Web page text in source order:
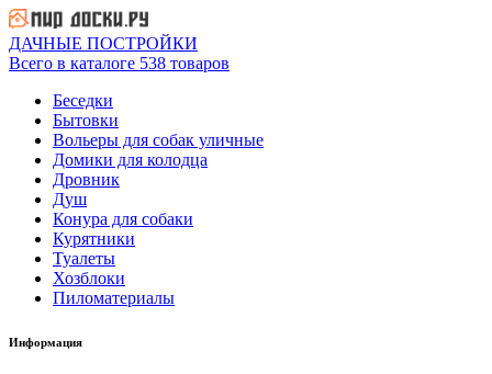
ДАЧНЫЕ ПОСТРОЙКИ
Всего в каталоге 538 товаров
Беседки
Бытовки
Вольеры для собак уличные
Домики для колодца
Дровник
Душ
Конура для собаки
Курятники
Туалеты
Хозблоки
Пиломатериалы
Информация